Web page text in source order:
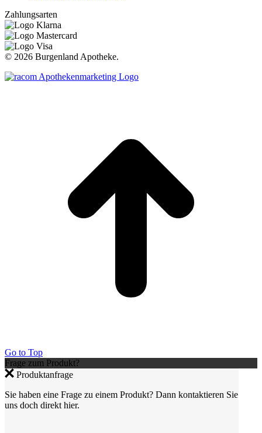
Zahlungsarten
© 2026 Burgenland Apotheke.
Go to Top
Frage zum Produkt?
Produktanfrage
Sie haben eine Frage zu einem Produkt? Dann kontaktieren Sie
uns doch direkt hier.